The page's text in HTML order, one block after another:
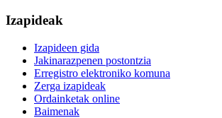
Izapideak
Izapideen gida
Jakinarazpenen postontzia
Erregistro elektroniko komuna
Zerga izapideak
Ordainketak online
Baimenak